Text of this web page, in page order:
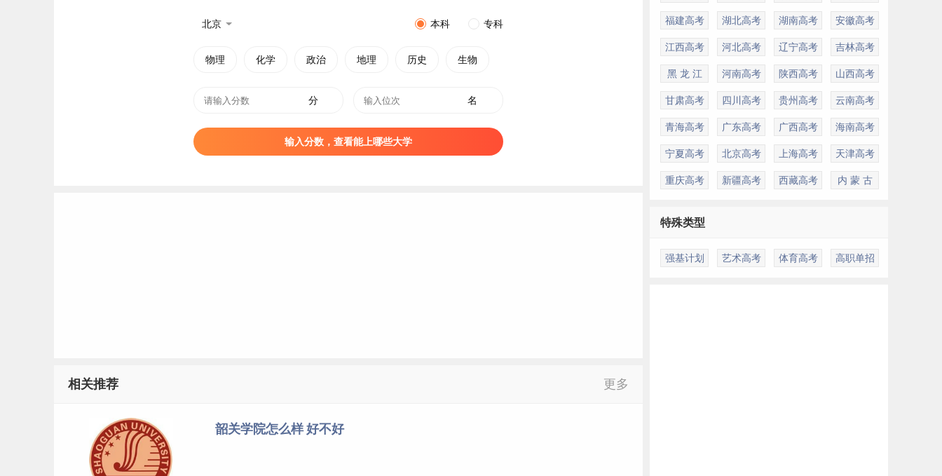
北京 本科 专科
物理 化学 政治 地理 历史 生物
分 名
输入分数，查看能上哪些大学
相关推荐 更多
韶关学院怎么样 好不好
福建高考 湖北高考 湖南高考 安徽高考
江西高考 河北高考 辽宁高考 吉林高考
黑 龙 江 河南高考 陕西高考 山西高考
甘肃高考 四川高考 贵州高考 云南高考
青海高考 广东高考 广西高考 海南高考
宁夏高考 北京高考 上海高考 天津高考
重庆高考 新疆高考 西藏高考 内 蒙 古
特殊类型
强基计划 艺术高考 体育高考 高职单招